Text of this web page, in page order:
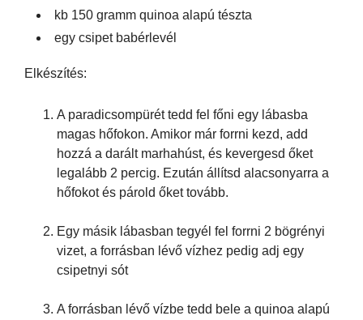
kb 150 gramm quinoa alapú tészta
egy csipet babérlevél
Elkészítés:
A paradicsompürét tedd fel főni egy lábasba
magas hőfokon. Amikor már forrni kezd, add
hozzá a darált marhahúst, és kevergesd őket
legalább 2 percig. Ezután állítsd alacsonyarra a
hőfokot és párold őket tovább.
Egy másik lábasban tegyél fel forrni 2 bögrényi
vizet, a forrásban lévő vízhez pedig adj egy
csipetnyi sót
A forrásban lévő vízbe tedd bele a quinoa alapú